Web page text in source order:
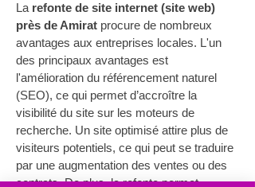
La refonte de site internet (site web)
près de Amirat procure de nombreux
avantages aux entreprises locales. L'un
des principaux avantages est
l'amélioration du référencement naturel
(SEO), ce qui permet d’accroître la
visibilité du site sur les moteurs de
recherche. Un site optimisé attire plus de
visiteurs potentiels, ce qui peut se traduire
par une augmentation des ventes ou des
contrats. De plus, la refonte permet